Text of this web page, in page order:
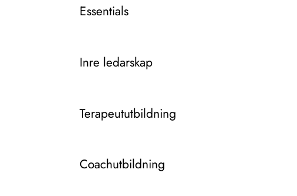
Essentials
Inre ledarskap
Terapeututbildning
Coachutbildning